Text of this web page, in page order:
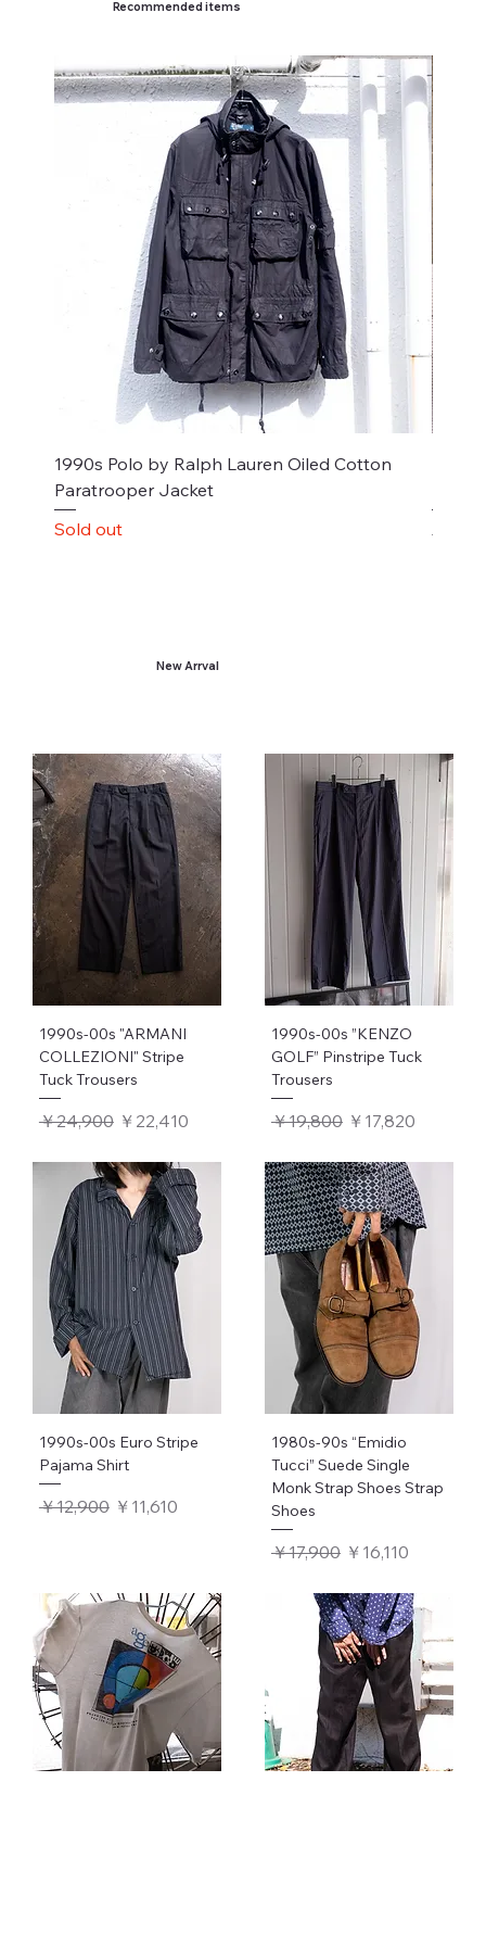
Recommended items
1990s Polo by Ralph Lauren Oiled Cotton
Paratrooper Jacket
Sold out
通常
￥
New Arrval
1990s-00s "ARMANI
COLLEZIONI" Stripe
Tuck Trousers
通常価格
￥24,900 セール価格
￥22,410
1990s-00s ”KENZO
GOLF” Pinstripe Tuck
Trousers
通常価格
￥19,800 セール価格
￥17,820
1990s-00s Euro Stripe
Pajama Shirt
通常価格
￥12,900 セール価格
￥11,610
1980s-90s “Emidio
Tucci” Suede Single
Monk Strap Shoes Strap
Shoes
通常価格
￥17,900 セール価格
￥16,110